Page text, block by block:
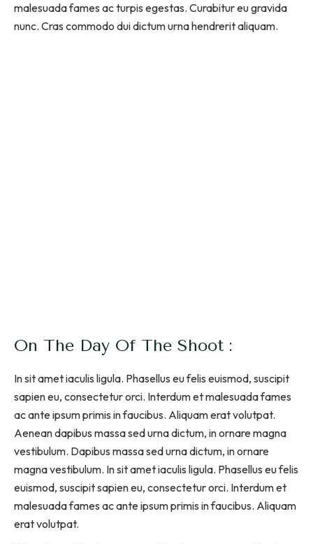
malesuada fames ac turpis egestas. Curabitur eu gravida
nunc. Cras commodo dui dictum urna hendrerit aliquam.
On The Day Of The Shoot :
In sit amet iaculis ligula. Phasellus eu felis euismod, suscipit
sapien eu, consectetur orci. Interdum et malesuada fames
ac ante ipsum primis in faucibus. Aliquam erat volutpat.
Aenean dapibus massa sed urna dictum, in ornare magna
vestibulum. Dapibus massa sed urna dictum, in ornare
magna vestibulum. In sit amet iaculis ligula. Phasellus eu felis
euismod, suscipit sapien eu, consectetur orci. Interdum et
malesuada fames ac ante ipsum primis in faucibus. Aliquam
erat volutpat.